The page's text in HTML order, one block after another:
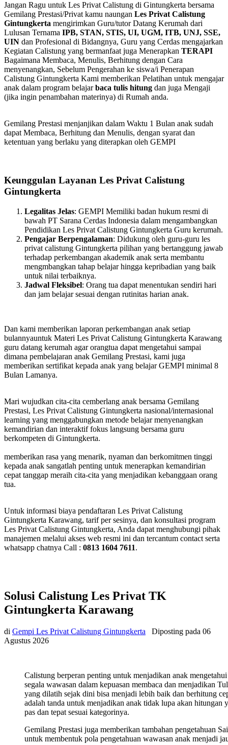
Jangan Ragu untuk Les Privat Calistung di Gintungkerta bersama
Gemilang Prestasi/Privat kamu naungan Les Privat Calistung
Gintungkerta mengirimkan Guru/tutor Datang Kerumah dari
Lulusan Ternama IPB, STAN, STIS, UI, UGM, ITB, UNJ, SSE,
UIN dan Profesional di Bidangnya, Guru yang Cerdas mengajarkan
Kegiatan Calistung yang bermanfaat juga Menerapkan TERAPI
Bagaimana Membaca, Menulis, Berhitung dengan Cara
menyenangkan, Sebelum Pengerahan ke siswa/i Penerapan
Calistung Gintungkerta Kami memberikan Pelatihan untuk mengajar
anak dalam program belajarbaca tulis hitung dan juga Mengaji
(jika ingin penambahan materinya) di Rumah anda.
Gemilang Prestasi menjanjikan dalam Waktu 1 Bulan anak sudah
dapat Membaca, Berhitung dan Menulis, dengan syarat dan
ketentuan yang berlaku yang diterapkan oleh GEMPI
Keunggulan Layanan Les Privat Calistung
Gintungkerta
Legalitas Jelas: GEMPI Memiliki badan hukum resmi di
bawah PT Sarana Cerdas Indonesia dalam mengambangkan
Pendidikan Les Privat Calistung Gintungkerta Guru kerumah.
Pengajar Berpengalaman: Didukung oleh guru-guru les
privat calistung Gintungkerta pilihan yang bertanggung jawab
terhadap perkembangan akademik anak serta membantu
mengmbangkan tahap belajar hingga kepribadian yang baik
untuk nilai terbaiknya.
Jadwal Fleksibel: Orang tua dapat menentukan sendiri hari
dan jam belajar sesuai dengan rutinitas harian anak.
Dan kami memberikan laporan perkembangan anak setiap
bulannyauntuk Materi Les Privat Calistung Gintungkerta Karawang
guru datang kerumah agar orangtua dapat mengetahui sampai
dimana pembelajaran anak Gemilang Prestasi, kami juga
memberikan sertifikat kepada anak yang belajar GEMPI minimal 8
Bulan Lamanya.
Mari wujudkan cita-cita cemberlang anak bersama Gemilang
Prestasi, Les Privat Calistung Gintungkerta nasional/internasional
learning yang menggabungkan metode belajar menyenangkan
kemandirian dan interaktif fokus langsung bersama guru
berkompeten di Gintungkerta.
memberikan rasa yang menarik, nyaman dan berkomitmen tinggi
kepada anak sangatlah penting untuk menerapkan kemandirian
cepat tanggap meraih cita-cita yang menjadikan kebanggaan orang
tua.
Untuk informasi biaya pendaftaran Les Privat Calistung
Gintungkerta Karawang, tarif per sesinya, dan konsultasi program
Les Privat Calistung Gintungkerta, Anda dapat menghubungi pihak
manajemen melalui akses web resmi ini dan tercantum contact serta
whatsapp chatnya Call : 0813 1604 7611.
Solusi Calistung Les Privat TK
Gintungkerta Karawang
di Gempi Les Privat Calistung Gintungkerta Diposting pada 06
Agustus 2026
Calistung berperan penting untuk menjadikan anak mengetahui
segala wawasan dalam kepuasan membaca dan menjadikan
yang dilatih sejak dini bisa menjadi lebih baik dan berhitung
adalah tanda untuk menjadikan anak tidak lupa akan hitungan
pas dan tepat sesuai kategorinya.
Gemilang Prestasi juga memberikan tambahan pengetahuan
untuk membentuk pola pengetahuan wawasan anak menjadi